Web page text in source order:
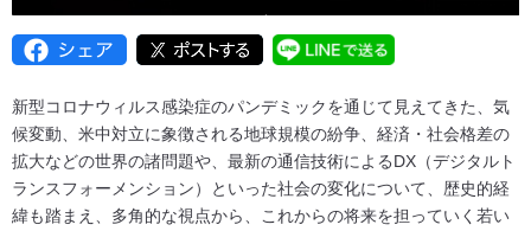
新型コロナウィルス感染症のパンデミックを通じて見えてきた、気
候変動、米中対立に象徴される地球規模の紛争、経済・社会格差の
拡大などの世界の諸問題や、最新の通信技術によるDX（デジタルト
ランスフォーメンション）といった社会の変化について、歴史的経
緯も踏まえ、多角的な視点から、これからの将来を担っていく若い